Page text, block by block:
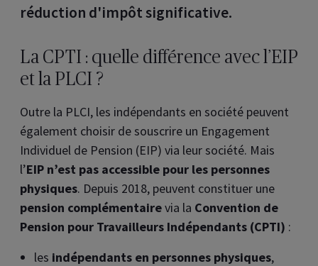
réduction d'impôt significative.
La CPTI : quelle différence avec l’EIP
et la PLCI ?
Outre la PLCI, les indépendants en société peuvent
également choisir de souscrire un Engagement
Individuel de Pension (EIP) via leur société. Mais
l’EIP n’est pas accessible pour les personnes
physiques. Depuis 2018, peuvent constituer une
pension complémentairevia la Convention de
Pension pour Travailleurs Indépendants (CPTI) :
les indépendants en personnes physiques,